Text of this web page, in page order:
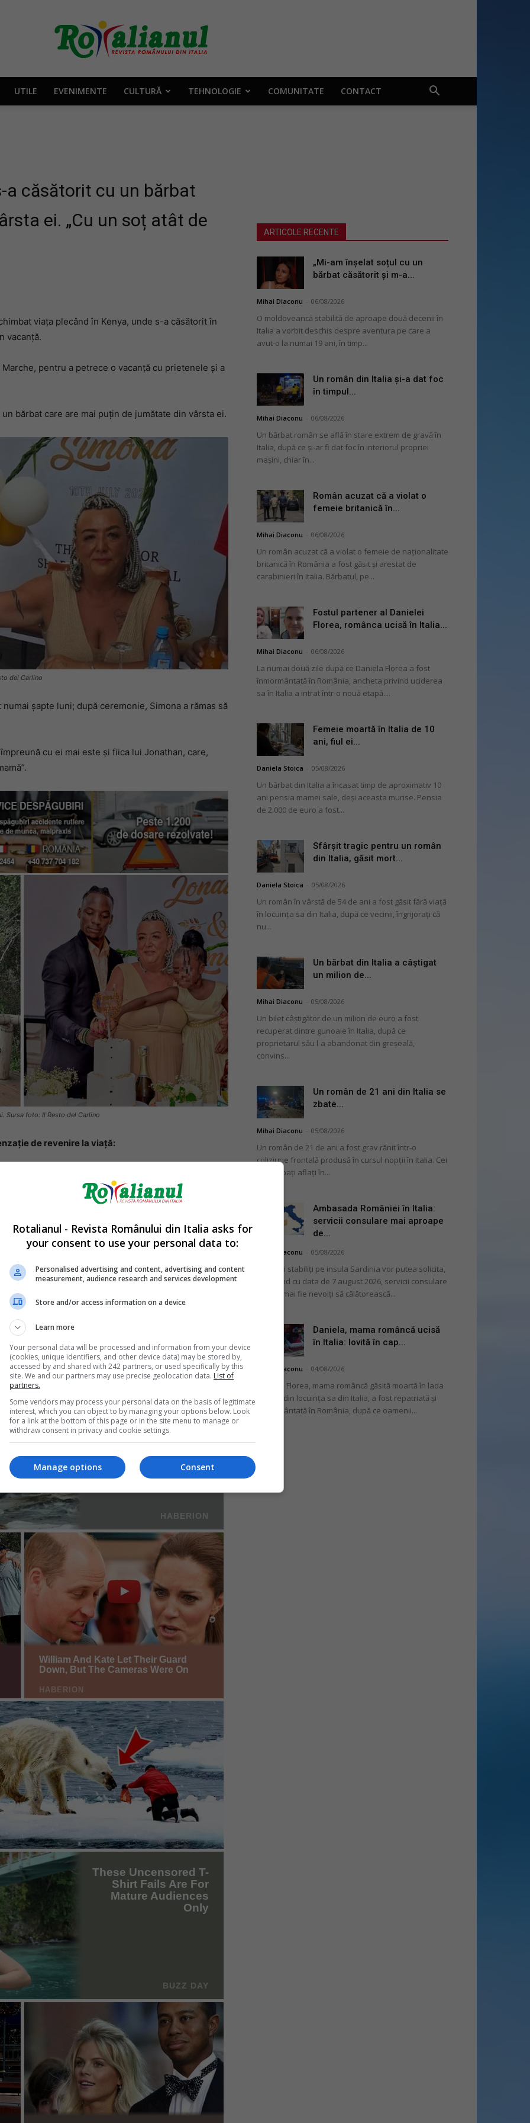
Rotalianul
din
Italia
UTILE EVENIMENTE CULTURĂ TEHNOLOGIE COMUNITATE CONTACT
a căsătorit cu un bărbat
ei. „Cu un soț atât de
viața plecând în Kenya, unde s-a căsătorit în
vacanţă.
pentru a petrece o vacanță cu prietenele și a
bărbat care are mai puțin de jumătate din vârsta ei.
del Carlino
şapte luni; după ceremonie, Simona a rămas să
cu ei mai este şi fiica lui Jonathan, care,
Sursa foto: Il Resto del Carlino
de revenire la viaţă:
în șapte luni. Cu un soț atât de tânăr mă simt vie”, a
lui Jonathan, care este mai tânără decât
a spus: dacă sunteți fericiți voi, suntem și noi”.
poate produce schimbări radicale în viață,
fi nicidecum un obstacol în calea fericirii lor.
ARTICOLE RECENTE
„Mi-am înșelat soțul cu un
bărbat căsătorit și m-a...
Mihai Diaconu 06/08/2026
O moldoveancă stabilită de aproape două decenii în
Italia a vorbit deschis despre aventura pe care a
avut-o la numai 19 ani, în timp...
Un român din Italia și-a dat foc
în timpul...
Mihai Diaconu 06/08/2026
Un bărbat român se află în stare extrem de gravă în
Italia, după ce și-ar fi dat foc în interiorul propriei
mașini, chiar în...
Român acuzat că a violat o
femeie britanică în...
Mihai Diaconu 06/08/2026
Un român acuzat că a violat o femeie de naționalitate
britanică în România a fost găsit și arestat de
carabinieri în Italia. Bărbatul, pe...
Fostul partener al Danielei
Florea, românca ucisă în Italia...
Mihai Diaconu 06/08/2026
La numai două zile după ce Daniela Florea a fost
înmormântată în România, ancheta privind uciderea
sa în Italia a intrat într-o nouă etapă....
Femeie moartă în Italia de 10
ani, fiul ei...
Daniela Stoica 05/08/2026
Un bărbat din Italia a încasat timp de aproximativ 10
ani pensia mamei sale, deși aceasta murise. Pensia
de 2.000 de euro a fost...
Sfârșit tragic pentru un român
din Italia, găsit mort...
Daniela Stoica 05/08/2026
Un român în vârstă de 54 de ani a fost găsit fără viață
în locuința sa din Italia, după ce vecinii, îngrijorați că
nu...
Un bărbat din Italia a câștigat
un milion de...
Mihai Diaconu 05/08/2026
Un bilet câștigător de un milion de euro a fost
recuperat dintre gunoaie în Italia, după ce
proprietarul său l-a abandonat din greșeală,
convins...
Un român de 21 ani din Italia se
zbate...
Mihai Diaconu 05/08/2026
Un român de 21 de ani a fost grav rănit într-o
coliziune frontală produsă în cursul nopții în Italia. Cei
doi bărbați aflați în...
Ambasada României în Italia:
servicii consulare mai aproape
de...
Mihai Diaconu 05/08/2026
Românii stabiliți pe insula Sardinia vor putea solicita,
începând cu data de 7 august 2026, servicii consulare
fără să mai fie nevoiți să călătorească...
Daniela, mama româncă ucisă
în Italia: lovită în cap...
Mihai Diaconu 04/08/2026
Daniela Florea, mama româncă găsită moartă în lada
patului din locuința sa din Italia, a fost repatriată și
înmormântată în România, după ce oamenii...
Rotalianul - Revista Românului din Italia asks for
your consent to use your personal data to:
Personalised advertising and content, advertising and content
measurement, audience research and services development
Store and/or access information on a device
Learn more
Your personal data will be processed and information from your device
(cookies, unique identifiers, and other device data) may be stored by,
accessed by and shared with 242 partners, or used specifically by this
site. We and our partners may use precise geolocation data. List of
partners.
Some vendors may process your personal data on the basis of legitimate
interest, which you can object to by managing your options below. Look
for a link at the bottom of this page or in the site menu to manage or
withdraw consent in privacy and cookie settings.
Consent
Manage options